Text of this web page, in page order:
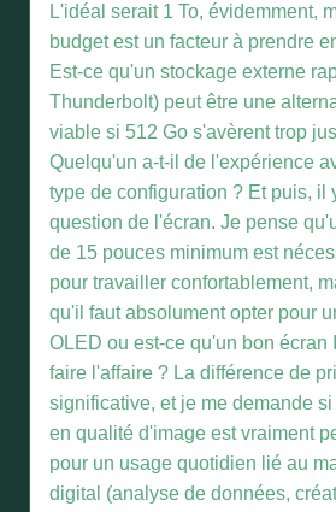
L'idéal serait 1 To, évidemment,
budget est un facteur à prendre
Est-ce qu'un stockage externe
Thunderbolt) peut être une
viable si 512 Go s'avèrent trop
Quelqu'un a-t-il de l'expérience
type de configuration ? Et puis, il
question de l'écran. Je pense
de 15 pouces minimum est
pour travailler confortablement,
qu'il faut absolument opter pour
OLED ou est-ce qu'un bon écran
faire l'affaire ? La différence de
significative, et je me demande
en qualité d'image est vraiment
pour un usage quotidien lié au
digital (analyse de données,